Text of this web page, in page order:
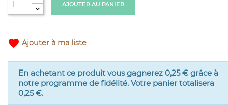
AJOUTER AU PANIER
favorite Ajouter à ma liste
En achetant ce produit vous gagnerez 0,25 € grâce à
notre programme de fidélité. Votre panier totalisera
0,25 €.